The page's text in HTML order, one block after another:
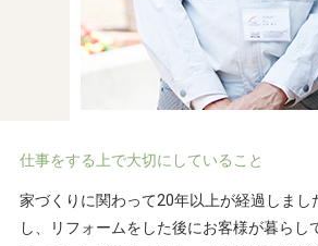
仕事をする上で大切にしていること
家づくりに関わって20年以上が経過しまし
し、リフォームをした後にお客様が暮らし